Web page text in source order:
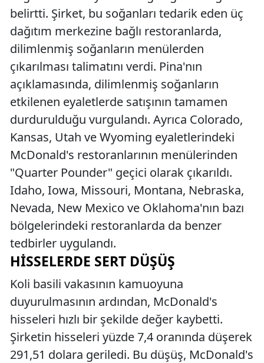
belirtti. Şirket, bu soğanları tedarik eden üç
dağıtım merkezine bağlı restoranlarda,
dilimlenmiş soğanların menülerden
çıkarılması talimatını verdi. Pina'nın
açıklamasında, dilimlenmiş soğanların
etkilenen eyaletlerde satışının tamamen
durdurulduğu vurgulandı. Ayrıca Colorado,
Kansas, Utah ve Wyoming eyaletlerindeki
McDonald's restoranlarının menülerinden
"Quarter Pounder" geçici olarak çıkarıldı.
Idaho, Iowa, Missouri, Montana, Nebraska,
Nevada, New Mexico ve Oklahoma'nın bazı
bölgelerindeki restoranlarda da benzer
tedbirler uygulandı.
HISSELERDE SERT DÜŞÜŞ
Koli basili vakasının kamuoyuna
duyurulmasının ardından, McDonald's
hisseleri hızlı bir şekilde değer kaybetti.
Şirketin hisseleri yüzde 7,4 oranında düşerek
291,51 dolara geriledi. Bu düşüş, McDonald's